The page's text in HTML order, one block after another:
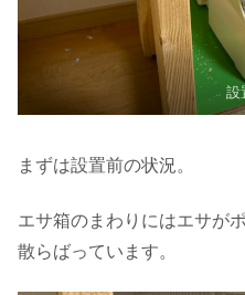
設
まずは設置前の状況。
エサ箱のまわりにはエサが
散らばっています。